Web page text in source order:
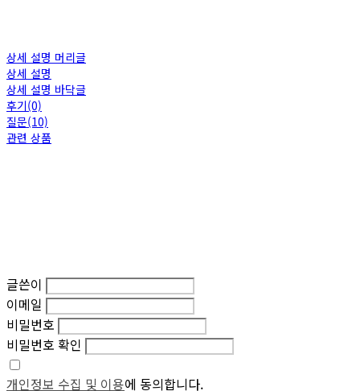
상세 설명 머리글
상세 설명
상세 설명 바닥글
후기(0)
질문(10)
관련 상품
글쓴이
이메일
비밀번호
비밀번호 확인
개인정보 수집 및 이용에 동의합니다.